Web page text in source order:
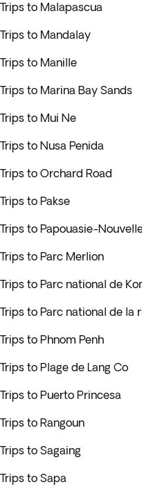
Trips to Malapascua
Trips to Mandalay
Trips to Manille
Trips to Marina Bay Sands
Trips to Mui Ne
Trips to Nusa Penida
Trips to Orchard Road
Trips to Pakse
Trips to Papouasie-
Trips to Parc Merlion
Trips to Parc national de
Trips to Parc national de la
Trips to Phnom Penh
Trips to Plage de Lang Co
Trips to Puerto Princesa
Trips to Rangoun
Trips to Sagaing
Trips to Sapa